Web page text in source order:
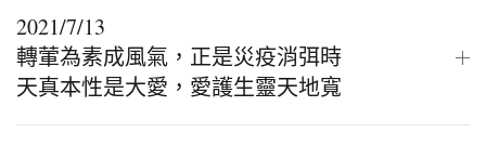
2021/7/13
轉葷為素成風氣，正是災疫消弭時
天真本性是大愛，愛護生靈天地寬